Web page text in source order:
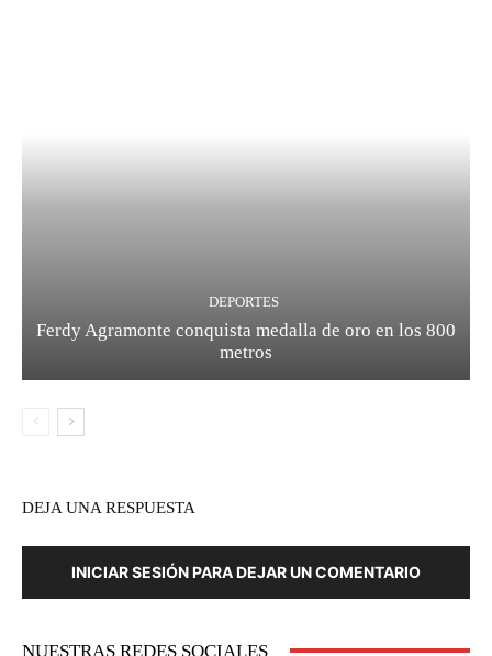
DEPORTES
Ferdy Agramonte conquista medalla de oro en los 800
metros
DEJA UNA RESPUESTA
INICIAR SESIÓN PARA DEJAR UN COMENTARIO
NUESTRAS REDES SOCIALES